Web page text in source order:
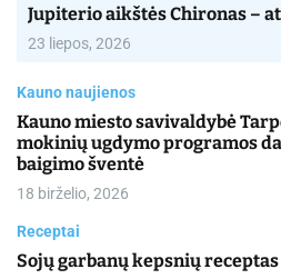
Jupiterio aikštės Chironas –
23 liepos, 2026
Kauno naujienos
Kauno miesto savivaldybė
mokinių ugdymo programos
baigimo šventė
18 birželio, 2026
Receptai
Sojų garbanų kepsnių